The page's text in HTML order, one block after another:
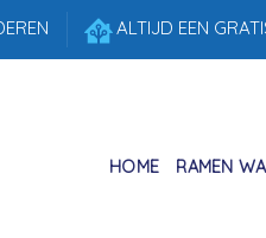
ALTIJD EEN
HOME RAMEN